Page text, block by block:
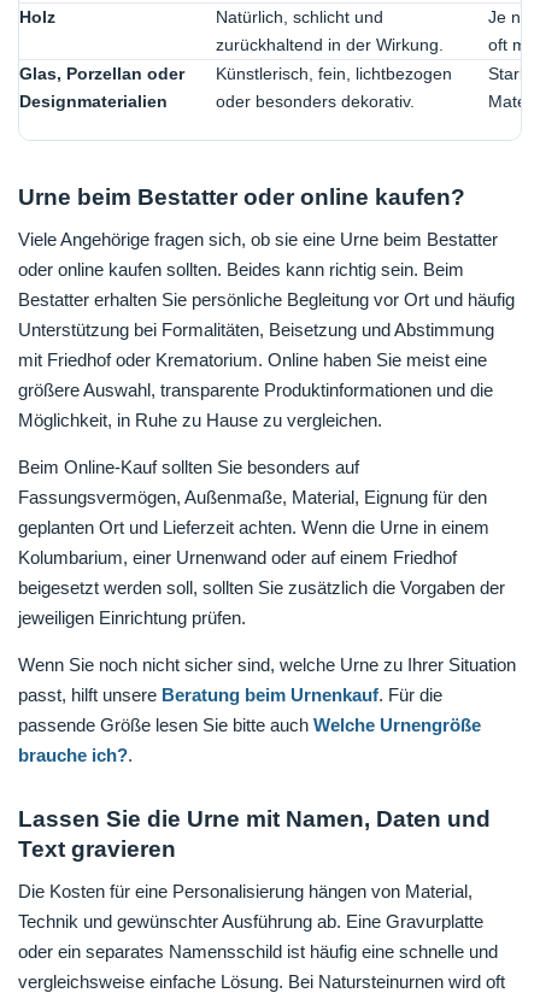
Holz
Natürlich, schlicht und
zurückhaltend in der Wirkung.
Je
oft
Glas, Porzellan oder
Designmaterialien
Künstlerisch, fein, lichtbezogen
oder besonders dekorativ.
Stark
Urne beim Bestatter oder online kaufen?
Viele Angehörige fragen sich, ob sie eine Urne beim Bestatter
oder online kaufen sollten. Beides kann richtig sein. Beim
Bestatter erhalten Sie persönliche Begleitung vor Ort und häufig
Unterstützung bei Formalitäten, Beisetzung und Abstimmung
mit Friedhof oder Krematorium. Online haben Sie meist eine
größere Auswahl, transparente Produktinformationen und die
Möglichkeit, in Ruhe zu Hause zu vergleichen.
Beim Online-Kauf sollten Sie besonders auf
Fassungsvermögen, Außenmaße, Material, Eignung für den
geplanten Ort und Lieferzeit achten. Wenn die Urne in einem
Kolumbarium, einer Urnenwand oder auf einem Friedhof
beigesetzt werden soll, sollten Sie zusätzlich die Vorgaben der
jeweiligen Einrichtung prüfen.
Wenn Sie noch nicht sicher sind, welche Urne zu Ihrer Situation
passt, hilft unsere Beratung beim Urnenkauf. Für die
passende Größe lesen Sie bitte auch Welche Urnengröße
brauche ich?.
Lassen Sie die Urne mit Namen, Daten und
Text gravieren
Die Kosten für eine Personalisierung hängen von Material,
Technik und gewünschter Ausführung ab. Eine Gravurplatte
oder ein separates Namensschild ist häufig eine schnelle und
vergleichsweise einfache Lösung. Bei Natursteinurnen wird oft